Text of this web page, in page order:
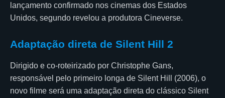
lançamento confirmado nos cinemas dos Estados
Unidos, segundo revelou a produtora Cineverse.
Adaptação direta de Silent Hill 2
Dirigido e co-roteirizado por Christophe Gans,
responsável pelo primeiro longa de Silent Hill (2006), o
novo filme será uma adaptação direta do clássico Silent